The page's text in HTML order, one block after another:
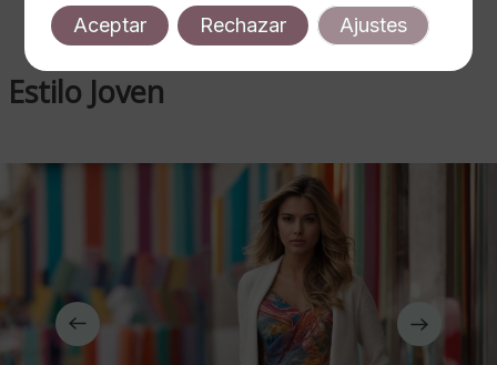
Estilo Joven
Aceptar Rechazar Ajustes